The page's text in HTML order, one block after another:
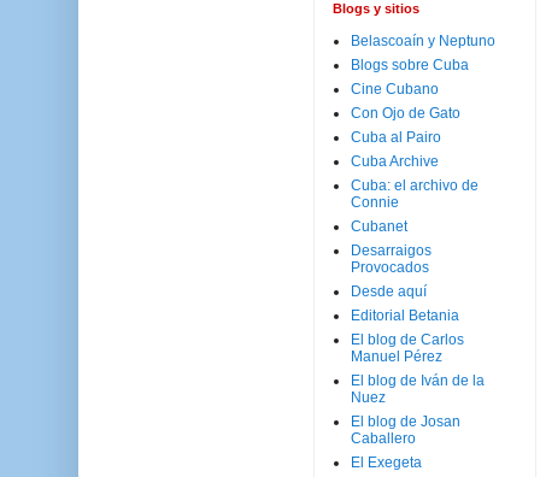
Blogs y sitios
Belascoaín y Neptuno
Blogs sobre Cuba
Cine Cubano
Con Ojo de Gato
Cuba al Pairo
Cuba Archive
Cuba: el archivo de
Connie
Cubanet
Desarraigos
Provocados
Desde aquí
Editorial Betania
El blog de Carlos
Manuel Pérez
El blog de Iván de la
Nuez
El blog de Josan
Caballero
El Exegeta